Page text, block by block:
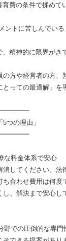
費の条件で揉めて
ントに苦しんでいる
精神的に限界がき
の方や経営者の方、
っての最適解」を
つの理由」
な料金体系で安心
消してください。法
合わせ費用は何度
し、解決まで安心し
野での圧倒的な専門